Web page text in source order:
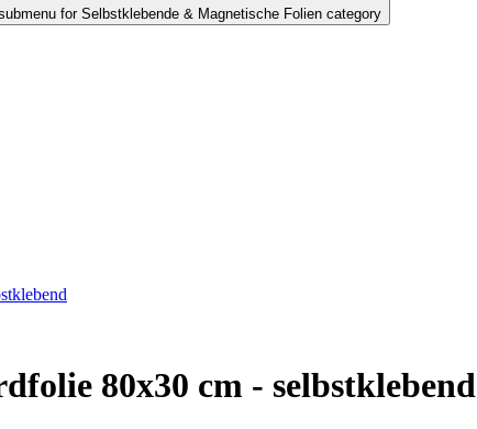
for Selbstklebende & Magnetische Folien category
80x30 cm - selbstklebend